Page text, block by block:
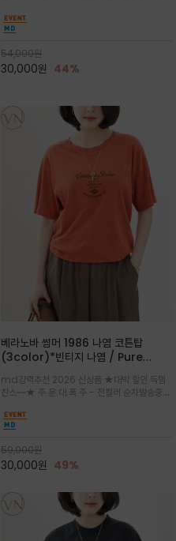
라인과 여유 있는 스탠다드 핏으로 부담 없이 착
용/과하지 않은 프린트 디테일이 룩에 세련된 위
트를 더해 데일리 룩에 포인트
54,000원
30,000원 44%
베라노바 썸머 1986 나염 코튼탑
(3color)*빈티지 나염 / Pure
어도 룩에 감도가 살아나는 베라노바 스
튜디오 티셔츠
md강력추천 2026 신상품 ★대박 할인 득템
찬스~~★ 주.문.대.폭.주 - 전컬러 순차발송중
유 있는 핏과 경쾌한 기장감이 자연스럽게 체형
을 커버/빈티지한 레터링 프린트가 은근한 포인
트가 되어 데님이나 린넨 팬츠와 감
59,000원
30,000원 49%